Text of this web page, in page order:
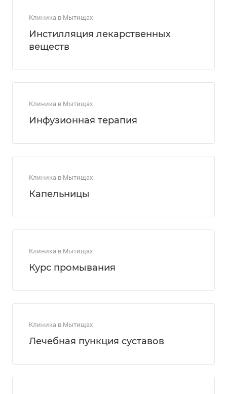
Клиника в Мытищах
Инстилляция лекарственных
веществ
Клиника в Мытищах
Инфузионная терапия
Клиника в Мытищах
Капельницы
Клиника в Мытищах
Курс промывания
Клиника в Мытищах
Лечебная пункция суставов